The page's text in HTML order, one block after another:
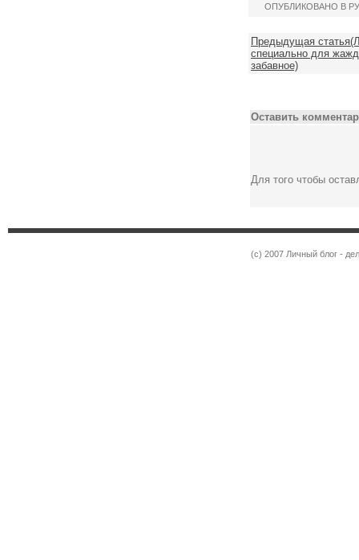
ОПУБЛИКОВАНО В
Предыдущая
специально для
забавное)
Оставить
Для того чтобы
(c) 2007 Личный блог -